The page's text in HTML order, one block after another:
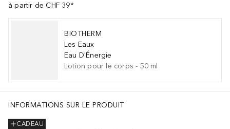
à partir de CHF 39*
BIOTHERM
Les Eaux
Eau D'Énergie
Lotion pour le corps - 50 ml
INFORMATIONS SUR LE PRODUIT
CADEAU